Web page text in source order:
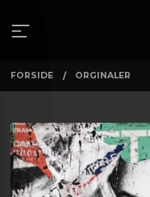
innholdet
FORSIDE ORGINALER